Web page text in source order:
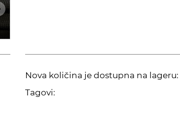
Nova količina je dostupna na lageru:
Tagovi: